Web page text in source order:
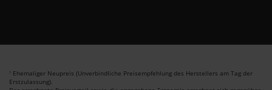
1 Ehemaliger Neupreis (Unverbindliche Preisempfehlung des Herstellers am Tag der
Erstzulassung).